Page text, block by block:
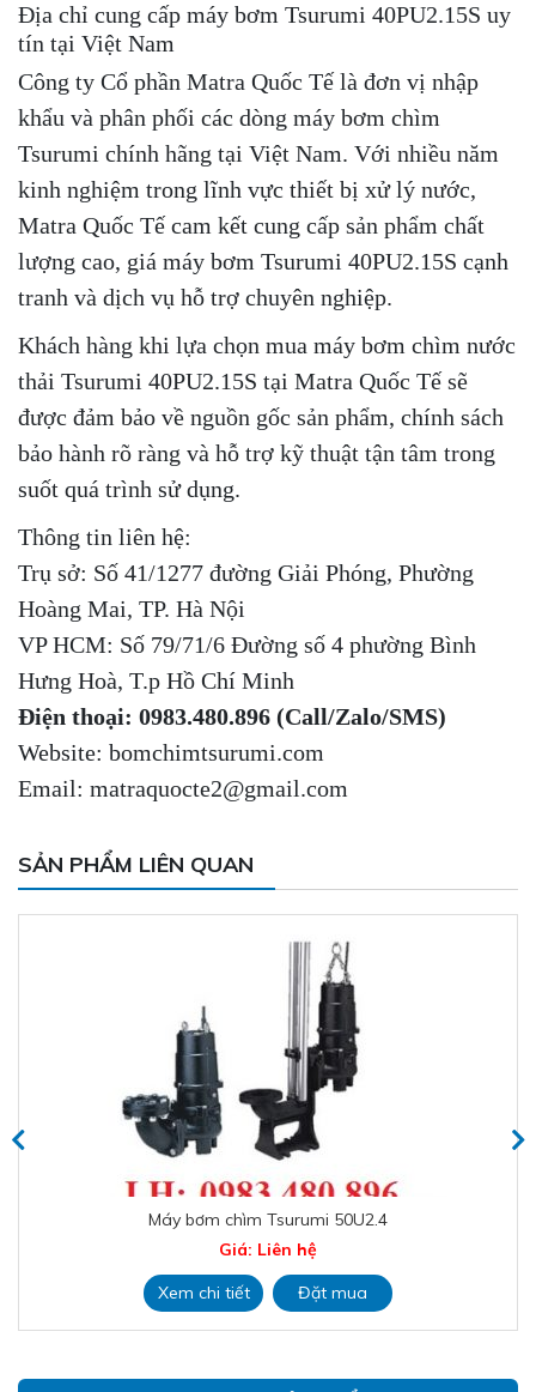
Địa chỉ cung cấp máy bơm Tsurumi 40PU2.15S uy
tín tại Việt Nam
Công ty Cổ phần Matra Quốc Tế là đơn vị nhập
khẩu và phân phối các dòng máy bơm chìm
Tsurumi chính hãng tại Việt Nam. Với nhiều năm
kinh nghiệm trong lĩnh vực thiết bị xử lý nước,
Matra Quốc Tế cam kết cung cấp sản phẩm chất
lượng cao, giá máy bơm Tsurumi 40PU2.15S cạnh
tranh và dịch vụ hỗ trợ chuyên nghiệp.
Khách hàng khi lựa chọn mua máy bơm chìm nước
thải Tsurumi 40PU2.15S tại Matra Quốc Tế sẽ
được đảm bảo về nguồn gốc sản phẩm, chính sách
bảo hành rõ ràng và hỗ trợ kỹ thuật tận tâm trong
suốt quá trình sử dụng.
Thông tin liên hệ:
Trụ sở: Số 41/1277 đường Giải Phóng, Phường
Hoàng Mai, TP. Hà Nội
VP HCM: Số 79/71/6 Đường số 4 phường Bình
Hưng Hoà, T.p Hồ Chí Minh
Điện thoại: 0983.480.896 (Call/Zalo/SMS)
Website: bomchimtsurumi.com
Email: matraquocte2@gmail.com
SẢN PHẨM LIÊN QUAN
Máy bơm chìm Tsurumi 150B47.5L
Giá: Liên hệ
Xem chi tiết